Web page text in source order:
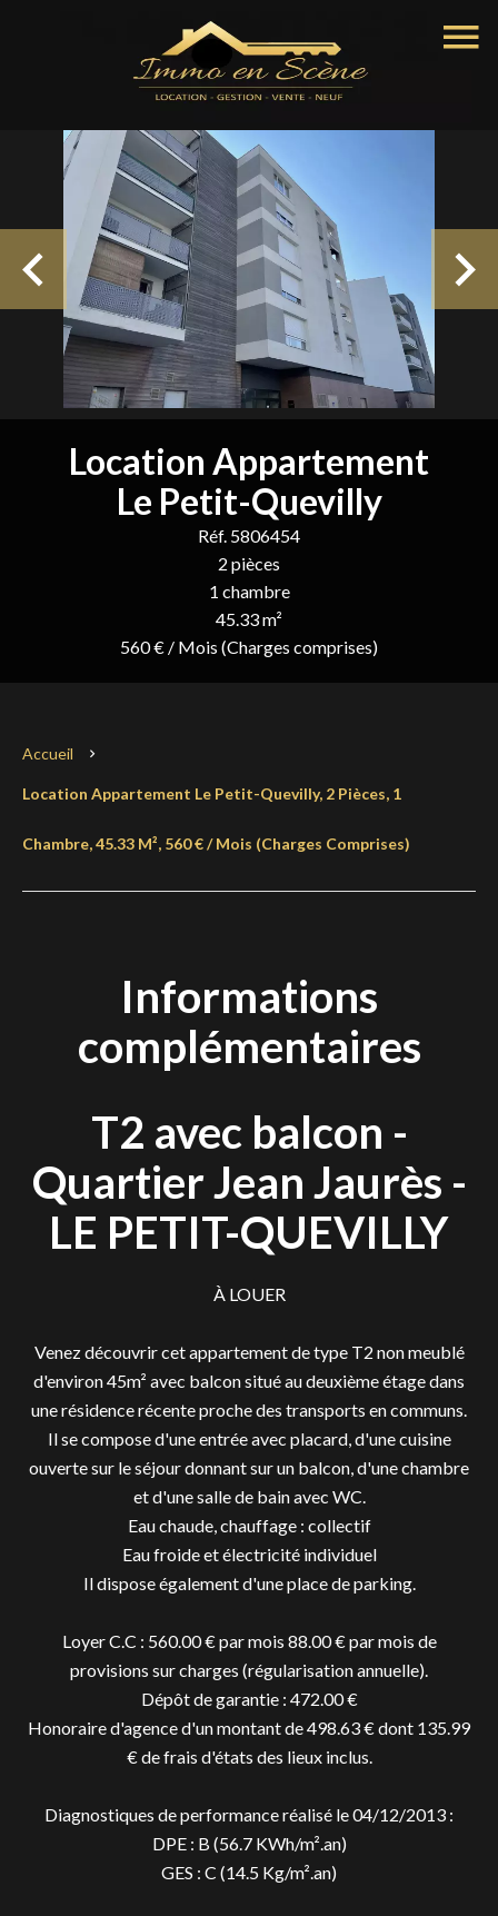
Location Appartement
Le Petit-Quevilly
Réf. 5806454
2 pièces
1 chambre
45.33 m²
560 € / Mois (Charges comprises)
Accueil
Location Appartement Le Petit-Quevilly, 2 Pièces, 1
Chambre, 45.33 M², 560 € / Mois (Charges Comprises)
Informations
complémentaires
T2 avec balcon -
Quartier Jean Jaurès -
LE PETIT-QUEVILLY
À LOUER
Venez découvrir cet appartement de type T2 non meublé
d'environ 45m² avec balcon situé au deuxième étage dans
une résidence récente proche des transports en communs.
Il se compose d'une entrée avec placard, d'une cuisine
ouverte sur le séjour donnant sur un balcon, d'une chambre
et d'une salle de bain avec WC.
Eau chaude, chauffage : collectif
Eau froide et électricité individuel
Il dispose également d'une place de parking.
Loyer C.C : 560.00 € par mois 88.00 € par mois de
provisions sur charges (régularisation annuelle).
Dépôt de garantie : 472.00 €
Honoraire d'agence d'un montant de 498.63 € dont 135.99
€ de frais d'états des lieux inclus.
Diagnostiques de performance réalisé le 04/12/2013 :
DPE : B (56.7 KWh/m².an)
GES : C (14.5 Kg/m².an)